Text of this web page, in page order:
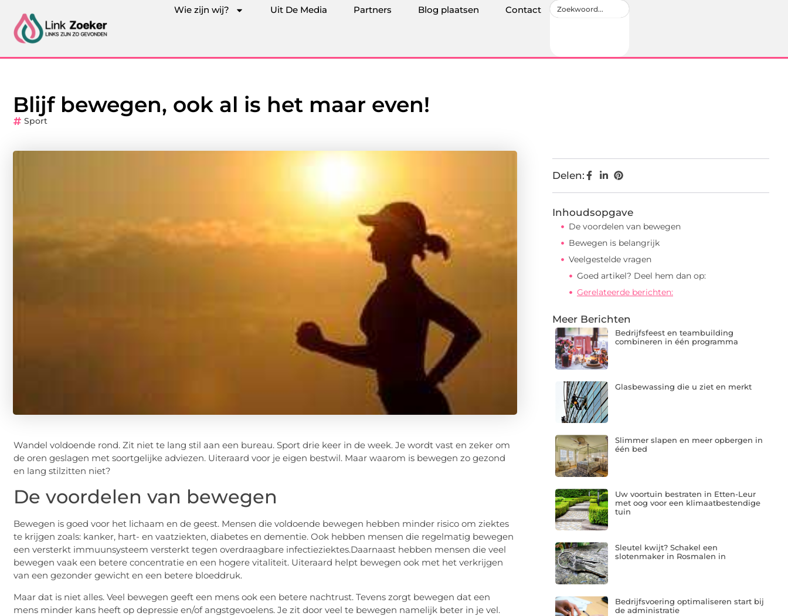
Wie zijn wij? Uit De Media Partners Blog plaatsen Contact
Blijf bewegen, ook al is het maar even!
Sport
Wandel voldoende rond. Zit niet te lang stil aan een bureau. Sport drie keer in de week. Je wordt vast en zeker om
de oren geslagen met soortgelijke adviezen. Uiteraard voor je eigen bestwil. Maar waarom is bewegen zo gezond
en lang stilzitten niet?
De voordelen van bewegen
Bewegen is goed voor het lichaam en de geest. Mensen die voldoende bewegen hebben minder risico om ziektes
te krijgen zoals: kanker, hart- en vaatziekten, diabetes en dementie. Ook hebben mensen die regelmatig bewegen
een versterkt immuunsysteem versterkt tegen overdraagbare infectieziektes.Daarnaast hebben mensen die veel
bewegen vaak een betere concentratie en een hogere vitaliteit. Uiteraard helpt bewegen ook met het verkrijgen
van een gezonder gewicht en een betere bloeddruk.
Maar dat is niet alles. Veel bewegen geeft een mens ook een betere nachtrust. Tevens zorgt bewegen dat een
mens minder kans heeft op depressie en/of angstgevoelens. Je zit door veel te bewegen namelijk beter in je vel.
Delen:
Inhoudsopgave
De voordelen van bewegen
Bewegen is belangrijk
Veelgestelde vragen
Goed artikel? Deel hem dan op:
Gerelateerde berichten:
Meer Berichten
Bedrijfsfeest en teambuilding
combineren in één programma
Glasbewassing die u ziet en merkt
Slimmer slapen en meer opbergen in
één bed
Uw voortuin bestraten in Etten-Leur
met oog voor een klimaatbestendige
tuin
Sleutel kwijt? Schakel een
slotenmaker in Rosmalen in
Bedrijfsvoering optimaliseren start bij
de administratie